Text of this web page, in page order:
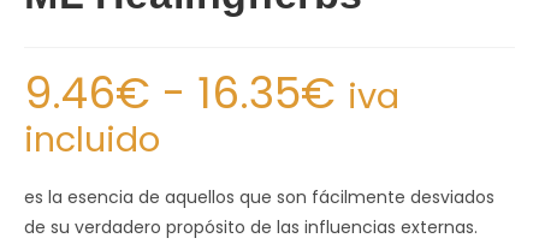
9.46€ - 16.35€ iva
incluido
es la esencia de aquellos que son fácilmente desviados
de su verdadero propósito de las influencias externas.